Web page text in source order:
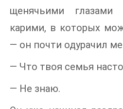
щенячьими
карими, в которых
— он почти одурачил
— Что твоя семья
— Не знаю.